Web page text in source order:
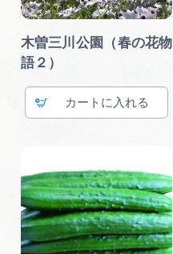
木曽三川公園（春の花物
語２）
カート